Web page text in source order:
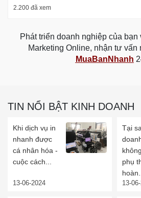
2.200 đã xem
Phát triển doanh nghiệp của
Marketing Online, nhận tư vấn
MuaBanNhanh
TIN NỔI BẬT KINH DOANH
Khi dịch vụ in
nhanh được
cá nhân hóa -
cuộc cách...
13-06-2024
Tại
phụ
hoàn...
13-